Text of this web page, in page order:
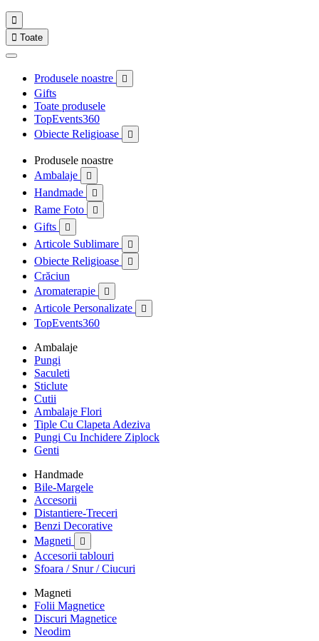

 Toate
Produsele noastre 
Gifts
Toate produsele
TopEvents360
Obiecte Religioase

Produsele noastre
Ambalaje

Handmade 
Rame Foto 
Gifts 
Articole Sublimare 
Obiecte Religioase 
Crăciun
Aromaterapie

Articole Personalizate 
TopEvents360
Ambalaje
Pungi
Saculeti
Sticlute
Cutii
Ambalaje Flori
Tiple Cu Clapeta Adeziva
Pungi Cu Inchidere Ziplock
Genti
Handmade
Bile-Margele
Accesorii
Distantiere-Treceri
Benzi Decorative
Magneti

Accesorii tablouri
Sfoara / Snur / Ciucuri
Magneti
Folii Magnetice
Discuri Magnetice
Neodim